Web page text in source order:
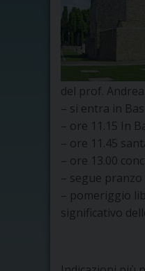
del prof.
– si entra in
– ore 11.15 In
– ore 11.45
– ore 13.00
– segue
– pomeriggio
significativo